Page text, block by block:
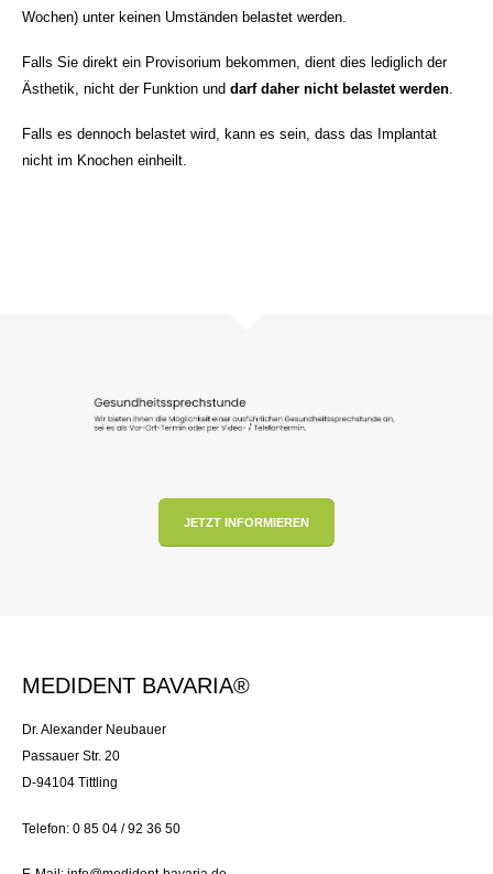
Wochen) unter keinen Umständen belastet werden.
Falls Sie direkt ein Provisorium bekommen, dient dies lediglich der
Ästhetik, nicht der Funktion und darf daher nicht belastet werden
Falls es dennoch belastet wird, kann es sein, dass das Implantat
nicht im Knochen einheilt.
JETZT INFORMIEREN
MEDIDENT BAVARIA®
Dr. Alexander Neubauer
Passauer Str. 20
D-94104 Tittling
Telefon: 0 85 04 / 92 36 50